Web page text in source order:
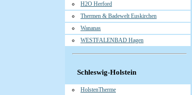
H2O Herford
Thermen & Badewelt Euskirchen
Wananas
WESTFALENBAD Hagen
Schleswig-Holstein
HolstenTherme